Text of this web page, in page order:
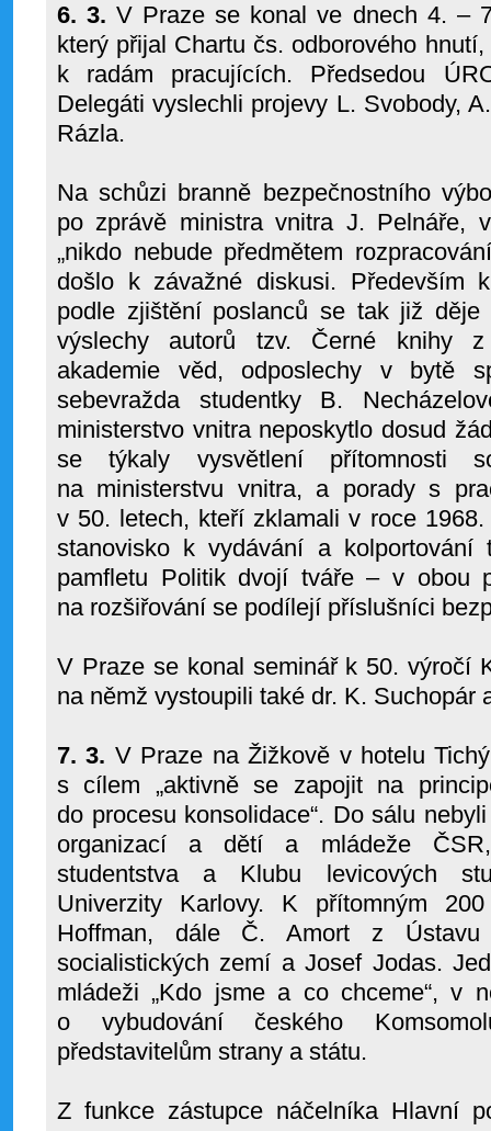
6. 3. V Praze se konal ve dnech 4. –
který přijal Chartu čs. odborového
k radám pracujících. Předsedou
Delegáti vyslechli projevy L. Svobody,
Rázla.
Na schůzi branně bezpečnostního
po zprávě ministra vnitra J. Pelnáře,
„nikdo nebude předmětem
došlo k závažné diskusi. Především
podle zjištění poslanců se tak již
výslechy autorů tzv. Černé knihy
akademie věd, odposlechy v bytě
sebevražda studentky B.
ministerstvo vnitra neposkytlo dosud
se týkaly vysvětlení přítomnosti
na ministerstvu vnitra, a porady s
v 50. letech, kteří zklamali v roce
stanovisko k vydávání a
pamfletu Politik dvojí tváře – v obou
na rozšiřování se podílejí příslušníci
V Praze se konal seminář k 50. výročí
na němž vystoupili také dr. K. Suchopár
7. 3. V Praze na Žižkově v hotelu
s cílem „aktivně se zapojit na
do procesu konsolidace“. Do sálu
organizací a dětí a mládeže ČSR,
studentstva a Klubu levicových
Univerzity Karlovy. K přítomným
Hoffman, dále Č. Amort z Ústavu
socialistických zemí a Josef Jodas.
mládeži „Kdo jsme a co chceme“, v
o vybudování českého
představitelům strany a státu.
Z funkce zástupce náčelníka Hlavní